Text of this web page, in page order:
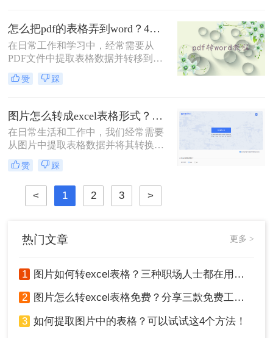
图片转文字怎么弄呢？本文将详细介
绍几种主流高效方法，涵盖不同场景
和设备需求。
怎么把pdf的表格弄到word？4种方法分享给你!！
在日常工作和学习中，经常需要从
PDF文件中提取表格数据并转移到
Word文档中，以便进行进一步的编辑
或分析。虽然PDF格式因其稳定性和
取和编辑却相对复杂。不过，通过一
些方法，我们可以有效地将PDF中的
表格弄到Word中。那么怎么把pdf的
表格弄到word呢？以下是一些常用的
方法。
赞 踩
图片怎么转成excel表格形式？这三种方法帮你转换！
在日常生活和工作中，我们经常需要
从图片中提取表格数据并将其转换为
Excel表格形式，以便于编辑、分析和
处理。这一过程可以大大简化数据处
理的流程，提高工作效率。那么图片
怎么转成excel表格形式呢？本文将介
绍几种将图片转换为Excel表格的方
赞 踩
< 1 2 3 >
热门文章 更多 >
1 图片如何转excel表格？三种职场人士都在用的方法，一学就会！
2 图片怎么转excel表格免费？分享三款免费工具！
3 如何提取图片中的表格？可以试试这4个方法！